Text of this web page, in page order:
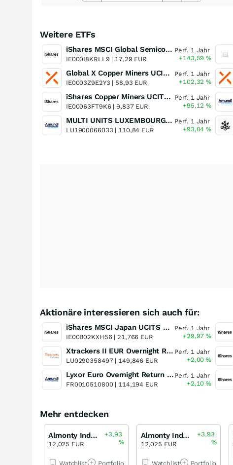
Weitere ETFs
iShares MSCI Global Semiconductors UCITS ETF USD (Acc)
IE000I8KRLL9 | 17,29 EUR
Perf. 1 Jahr
+143,59%
Global X Copper Miners UCITS ETF USD Acc
IE0003Z9E2Y3 | 58,93 EUR
Perf. 1 Jahr
+102,32%
iShares Copper Miners UCITS ETF
IE00063FT9K6 |9,837 EUR
Perf. 1 Jahr
+95,12%
MULTI UNITS LUXEMBOURG - Lyxor MSCI Semiconductors ESG Filtered
LU1900066033 | 110,84 EUR
Perf. 1 Jahr
+93,04%
Aktionäre interessieren sich auch für:
iShares MSCI Japan UCITS ETF (Dist)
IE00B02KXH56 | 21,766 EUR
Perf. 1 Jahr
+29,97%
Xtrackers II EUR Overnight Rate Swap UCITS ETF
LU0290358497 | 149,846 EUR
Perf. 1 Jahr
+2,00%
Lyxor Euro Overnight Return UCITS ETF - Acc
FR0010510800 | 114,194 EUR
Perf. 1 Jahr
+2,10%
Mehr entdecken
Almonty Industries
12,025 EUR
+3,93
%
Watchlist Portfolio
Almonty Industries
12,025 EUR
+3,93
%
Watchlist Portfolio